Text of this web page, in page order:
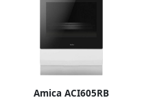
Amica ACI605RB